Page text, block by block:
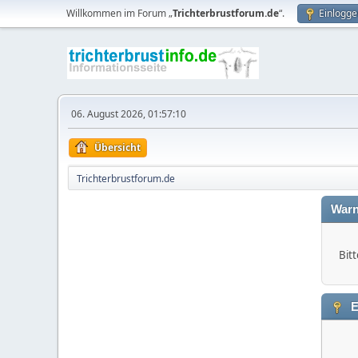
Willkommen im Forum „Trichterbrustforum.de“.
06. August 2026, 01:57:10
Übersicht
Trichterbrustforum.de